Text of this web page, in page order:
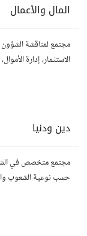
المال والأعمال
مجتمع لمناقشة الشؤون
الاستثمار، إدارة
دين ودنيا
مجتمع متخصص في
حسب نوعية الشعوب